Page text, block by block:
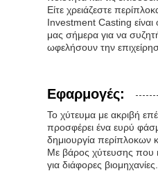
Είτε χρειάζεστε
Investment Casting είναι
μας σήμερα για να
ωφελήσουν την
Εφαρμογές:
Το χύτευμα με ακριβή
προσφέρει ένα ευρύ
δημιουργία περίπλοκων
Με βάρος χύτευσης που
για διάφορες